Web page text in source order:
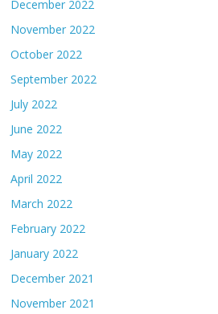
December 2022
November 2022
October 2022
September 2022
July 2022
June 2022
May 2022
April 2022
March 2022
February 2022
January 2022
December 2021
November 2021